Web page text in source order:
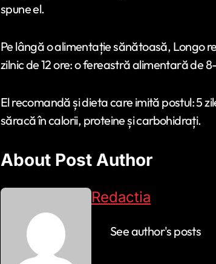
spune el.
Pe lângă o alimentație sănătoasă, Longo
zilnic de 12 ore: o fereastră alimentară de
El recomandă și dieta care imită postul: 5
săracă în calorii, proteine și carbohidrați.
About Post Author
Redactia
See author's posts